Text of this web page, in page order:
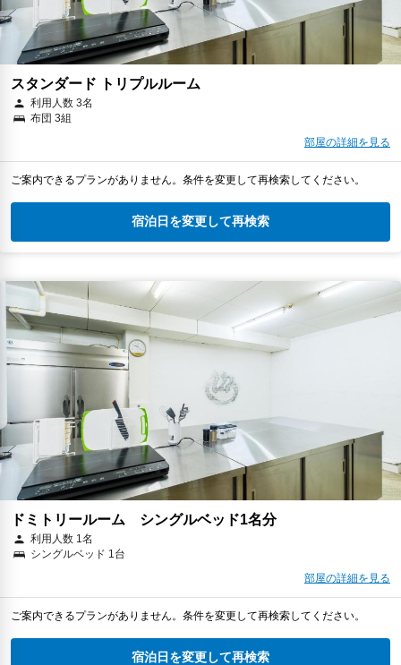
スタンダード トリプルルーム
利用人数 3名
布団 3組
部屋の詳細を見る
ご案内できるプランがありません。条件を変更して再検索してください。
宿泊日を変更して再検索
ドミトリールーム シングルベッド1名分
利用人数 1名
シングルベッド 1台
部屋の詳細を見る
ご案内できるプランがありません。条件を変更して再検索してください。
宿泊日を変更して再検索